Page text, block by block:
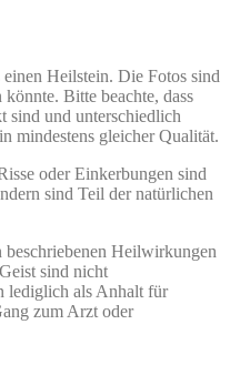
Heilstein. Die Fotos sind
Bitte beachte, dass
sind und unterschiedlich
mindestens gleicher Qualität.
oder Einkerbungen sind
sind Teil der natürlichen
Heilwirkungen
sind nicht
lediglich als Anhalt für
zum Arzt oder